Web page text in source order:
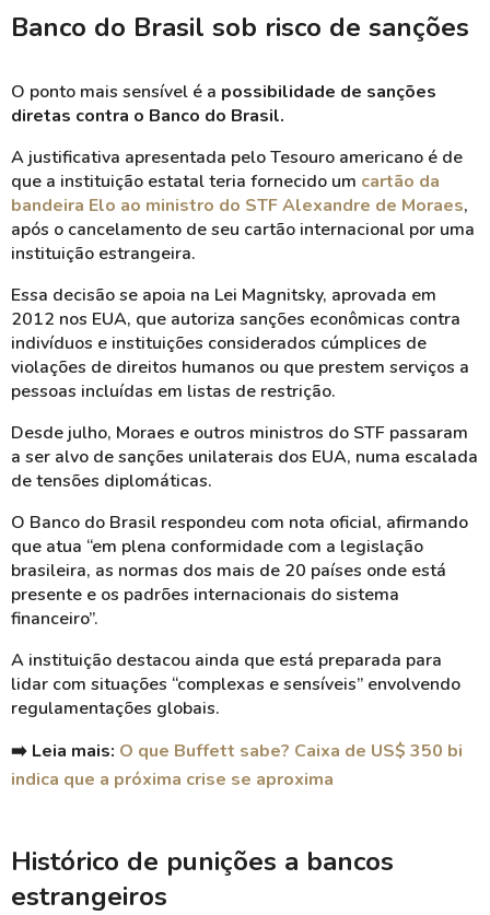
Banco do Brasil sob risco de sanções
O ponto mais sensível é a possibilidade de sanções
diretas contra o Banco do Brasil.
A justificativa apresentada pelo Tesouro americano é de
que a instituição estatal teria fornecido um cartão da
bandeira Elo ao ministro do STF Alexandre de Moraes,
após o cancelamento de seu cartão internacional por uma
instituição estrangeira.
Essa decisão se apoia na Lei Magnitsky, aprovada em
2012 nos EUA, que autoriza sanções econômicas contra
indivíduos e instituições considerados cúmplices de
violações de direitos humanos ou que prestem serviços a
pessoas incluídas em listas de restrição.
Desde julho, Moraes e outros ministros do STF passaram
a ser alvo de sanções unilaterais dos EUA, numa escalada
de tensões diplomáticas.
O Banco do Brasil respondeu com nota oficial, afirmando
que atua “em plena conformidade com a legislação
brasileira, as normas dos mais de 20 países onde está
presente e os padrões internacionais do sistema
financeiro”.
A instituição destacou ainda que está preparada para
lidar com situações “complexas e sensíveis” envolvendo
regulamentações globais.
➡️ Leia mais: O que Buffett sabe? Caixa de US$ 350 bi
indica que a próxima crise se aproxima
Histórico de punições a bancos
estrangeiros